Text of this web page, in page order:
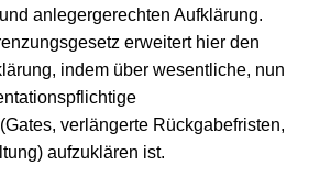
anlegergerechten Aufklärung.
erweitert hier den
indem über wesentliche, nun
verlängerte Rückgabefristen,
aufzuklären ist.